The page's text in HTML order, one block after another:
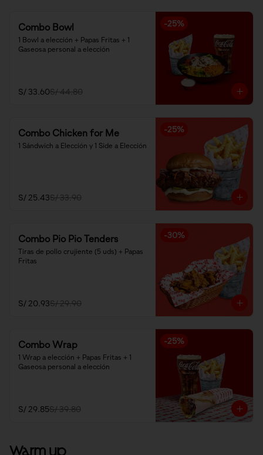
-25%
Combo Bowl
1 Bowl a elección + Papas Fritas + 1
Gaseosa personal a elección
S/ 33.60S/ 44.80
-25%
Combo Chicken for Me
1 Sándwich a Elección y 1 Side a Elección
S/ 25.43S/ 33.90
-30%
Combo Pio Pio Tenders
Tiras de pollo crujiente (5 uds) + Papas
Fritas
S/ 20.93S/ 29.90
-25%
Combo Wrap
1 Wrap a elección + Papas Fritas + 1
Gaseosa personal a elección
S/ 29.85S/ 39.80
Warm up